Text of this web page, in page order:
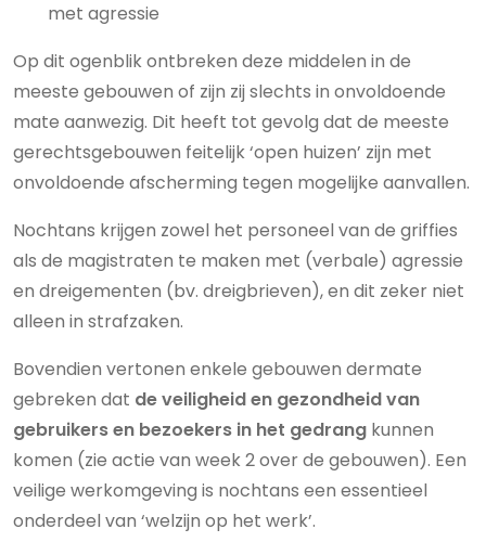
met agressie
Op dit ogenblik ontbreken deze middelen in de
meeste gebouwen of zijn zij slechts in onvoldoende
mate aanwezig. Dit heeft tot gevolg dat de meeste
gerechtsgebouwen feitelijk ‘open huizen’ zijn met
onvoldoende afscherming tegen mogelijke aanvallen.
Nochtans krijgen zowel het personeel van de griffies
als de magistraten te maken met (verbale) agressie
en dreigementen (bv. dreigbrieven), en dit zeker niet
alleen in strafzaken.
Bovendien vertonen enkele gebouwen dermate
gebreken dat de veiligheid en gezondheid van
gebruikers en bezoekers in het gedrang kunnen
komen (zie actie van week 2 over de gebouwen). Een
veilige werkomgeving is nochtans een essentieel
onderdeel van ‘welzijn op het werk’.